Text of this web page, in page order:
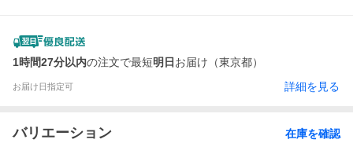
1時間27分以内の注文で最短明日 お届け（東京都）
お届け日指定可 詳細を見る
バリエーション 在庫を確認